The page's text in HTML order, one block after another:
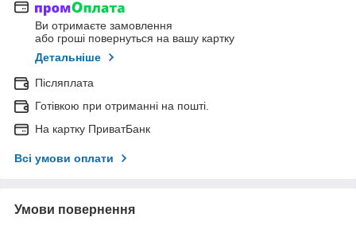
Ви отримаєте замовлення
або гроші повернуться на вашу картку
Детальніше
Післяплата
Готівкою при отриманні на пошті.
На картку ПриватБанк
Всі умови оплати
Умови повернення